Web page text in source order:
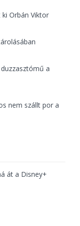
Orbán Viktor
a
nem szállt por a
át a Disney+